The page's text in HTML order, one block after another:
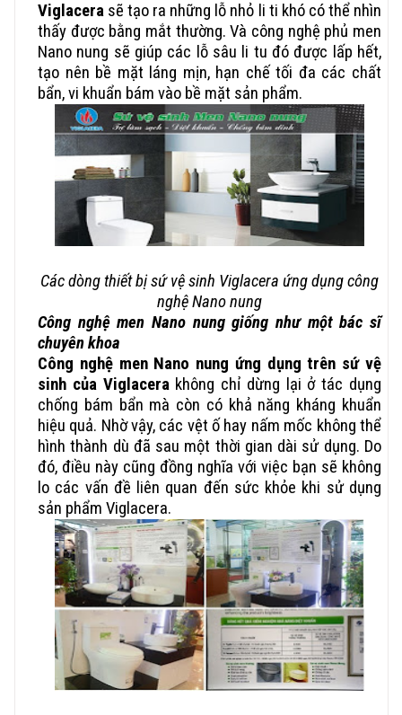
Viglacera sẽ tạo ra những lỗ nhỏ li ti khó có thể nhìn
thấy được bằng mắt thường. Và công nghệ phủ men
Nano nung sẽ giúp các lỗ sâu li tu đó được lấp hết,
tạo nên bề mặt láng mịn, hạn chế tối đa các chất
bẩn, vi khuẩn bám vào bề mặt sản phẩm.
Các dòng thiết bị sứ vệ sinh Viglacera ứng dụng công
nghệ Nano nung
Công nghệ men Nano nung giống như một bác sĩ
chuyên khoa
Công nghệ men Nano nung ứng dụng trên sứ vệ
sinh của Viglacerakhông chỉ dừng lại ở tác dụng
chống bám bẩn mà còn có khả năng kháng khuẩn
hiệu quả. Nhờ vậy, các vệt ố hay nấm mốc không thể
hình thành dù đã sau một thời gian dài sử dụng. Do
đó, điều này cũng đồng nghĩa với việc bạn sẽ không
lo các vấn đề liên quan đến sức khỏe khi sử dụng
sản phẩm Viglacera.